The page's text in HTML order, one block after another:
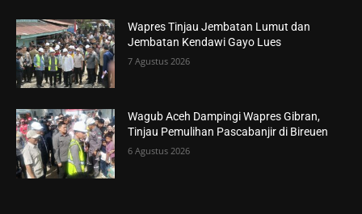
Wapres Tinjau Jembatan Lumut dan
Jembatan Kendawi Gayo Lues
7 Agustus 2026
Wagub Aceh Dampingi Wapres Gibran,
Tinjau Pemulihan Pascabanjir di Bireuen
6 Agustus 2026